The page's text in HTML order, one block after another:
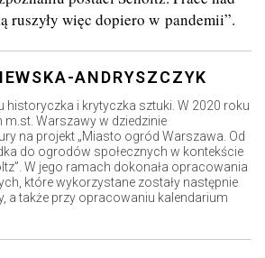
ruszyły więc dopiero w pandemii”.
ANDRYSZCZYK
historyczka i krytyczka sztuki. W 2020 roku
m.st. Warszawy w dziedzinie
na projekt „Miasto ogród Warszawa. Od
do ogrodów społecznych w kontekście
W jego ramach dokonała opracowania
które wykorzystane zostały następnie
a także przy opracowaniu kalendarium